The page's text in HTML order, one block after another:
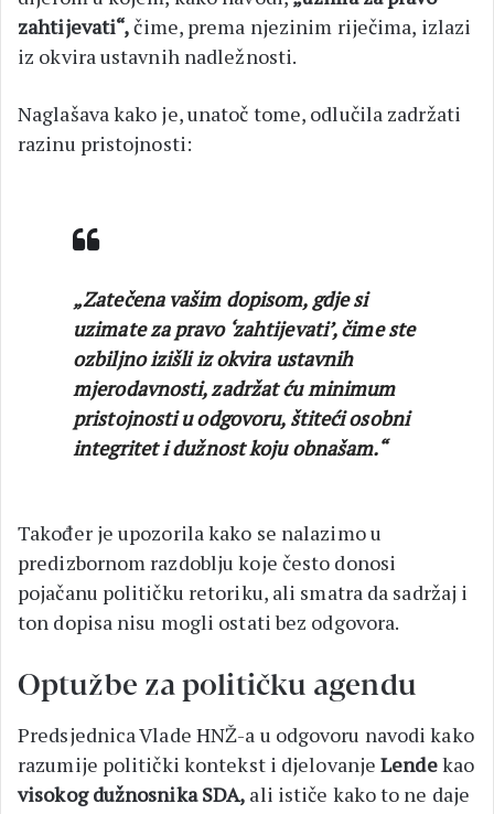
zahtijevati“,čime, prema njezinim riječima, izlazi
iz okvira ustavnih nadležnosti.
Naglašava kako je, unatoč tome, odlučila zadržati
razinu pristojnosti:
„Zatečena vašim dopisom, gdje si
uzimate za pravo ‘zahtijevati’, čime ste
ozbiljno izišli iz okvira ustavnih
mjerodavnosti, zadržat ću minimum
pristojnosti u odgovoru, štiteći osobni
integritet i dužnost koju obnašam.“
Također je upozorila kako se nalazimo u
predizbornom razdoblju koje često donosi
pojačanu političku retoriku, ali smatra da sadržaj i
ton dopisa nisu mogli ostati bez odgovora.
Optužbe za političku agendu
Predsjednica Vlade HNŽ-a u odgovoru navodi kako
razumije politički kontekst i djelovanjeLendekao
visokog dužnosnika SDA, ali ističe kako to ne daje